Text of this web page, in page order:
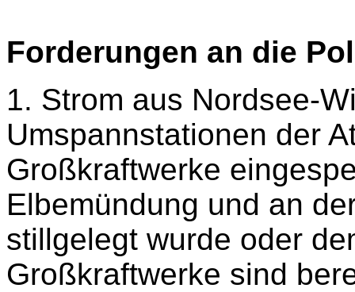
Forderungen an die
1. Strom aus Nordsee-
Umspannstationen der
Großkraftwerke
Elbemündung und an
stillgelegt wurde oder
Großkraftwerke sind